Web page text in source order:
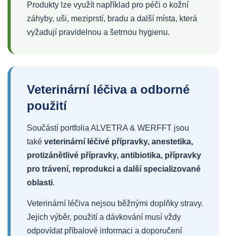
Produkty lze využít například pro péči o kožní
záhyby, uši, meziprstí, bradu a další místa, která
vyžadují pravidelnou a šetrnou hygienu.
Veterinární léčiva a odborné
použití
Součástí portfolia ALVETRA & WERFFT jsou
také veterinární léčivé přípravky, anestetika,
protizánětlivé přípravky, antibiotika, přípravky
pro trávení, reprodukci a další specializované
oblasti.
Veterinární léčiva nejsou běžnými doplňky stravy.
Jejich výběr, použití a dávkování musí vždy
odpovídat příbalové informaci a doporučení